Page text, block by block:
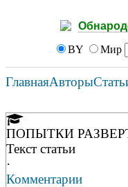
BY Мир
ГлавнаяАвторы
ПОПЫТКИ
Текст статьи
·
Комментарии